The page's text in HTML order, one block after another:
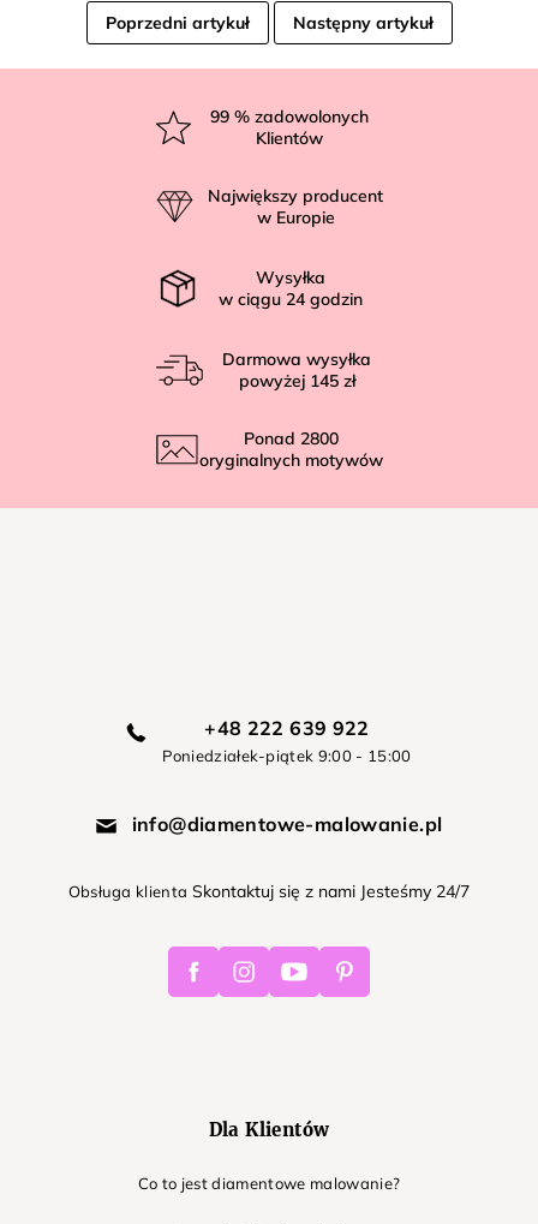
Poprzedni artykuł Następny artykuł
99 % zadowolonych
Klientów
Największy producent
w Europie
Wysyłka
w ciągu 24 godzin
Darmowa wysyłka
powyżej 145 zł
Ponad 2800
oryginalnych motywów
+48 222 639 922
Poniedziałek-piątek 9:00 - 15:00
info@diamentowe-malowanie.pl
Obsługa klienta Skontaktuj się z nami Jesteśmy 24/7
FacebookInstagramYoutube Pinterest
Dla Klientów
Co to jest diamentowe malowanie?